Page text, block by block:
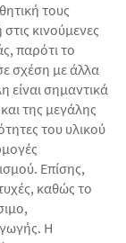
τους
κινούμενες
παρότι το
σχέση με άλλα
είναι σημαντικά
της μεγάλης
του υλικού
Επίσης,
καθώς το
Η